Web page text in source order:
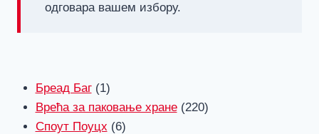
одговара вашем избору.
Бреад Баг 11
производ
Врећа за паковање хране 220220
Споут Поуцх 66